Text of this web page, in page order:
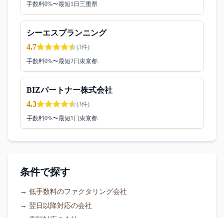
手数料0%〜最短1日 三重県
シーエスプランニング
4.7
(3件)
手数料0%〜最短2日 東京都
BIZパートナー株式会社
4.3
(3件)
手数料0%〜最短1日 東京都
条件で探す
→ 低手数料のファクタリング会社
→ 翌日以降対応の会社